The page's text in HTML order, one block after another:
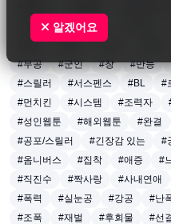
알겠어요
#계약관계
#일상
#회귀
#영지 #노력
#무공
#군인 #창 #만능
#스릴러
#서스펜스 #BL #
#먼치킨
#시스템 #조력자
#성인웹툰
#해외웹툰 #완결
#공포/스릴러
#긴장감 있는 #
#옴니버스
#집착 #애증 #
#직진수
#짝사랑 #사내연애
#폭력
#실눈공 #강공 #난
#조폭
#재벌 #후회물 #선